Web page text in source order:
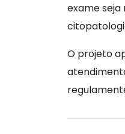
exame
O projeto